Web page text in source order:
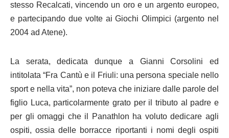
stesso Recalcati, vincendo un oro e un argento europeo,
e partecipando due volte ai Giochi Olimpici (argento nel
2004 ad Atene).
La serata, dedicata dunque a Gianni Corsolini ed
intitolata “Fra Cantù e il Friuli: una persona speciale nello
sport e nella vita”, non poteva che iniziare dalle parole del
figlio Luca, particolarmente grato per il tributo al padre e
per gli omaggi che il Panathlon ha voluto dedicare agli
ospiti, ossia delle borracce riportanti i nomi degli ospiti